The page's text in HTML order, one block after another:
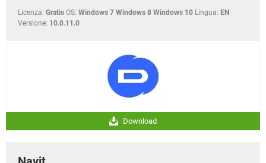
Licenza: Gratis OS: Windows 7 Windows 8 Windows 10 Lingua: EN
Versione: 10.0.11.0
Download